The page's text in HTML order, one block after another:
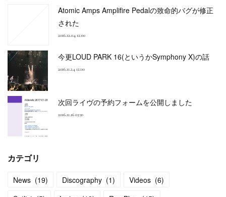
Atomic Amps Amplifire Pedalの致命的バグが修正
された
2016.12.04 12:00
今更LOUD PARK 16(というかSymphony X)の話
2016.11.24 12:00
次回ライヴの予約フォームを公開しました
2016.11.16 03:30
カテゴリ
News (19) Discography (1) Videos (6)